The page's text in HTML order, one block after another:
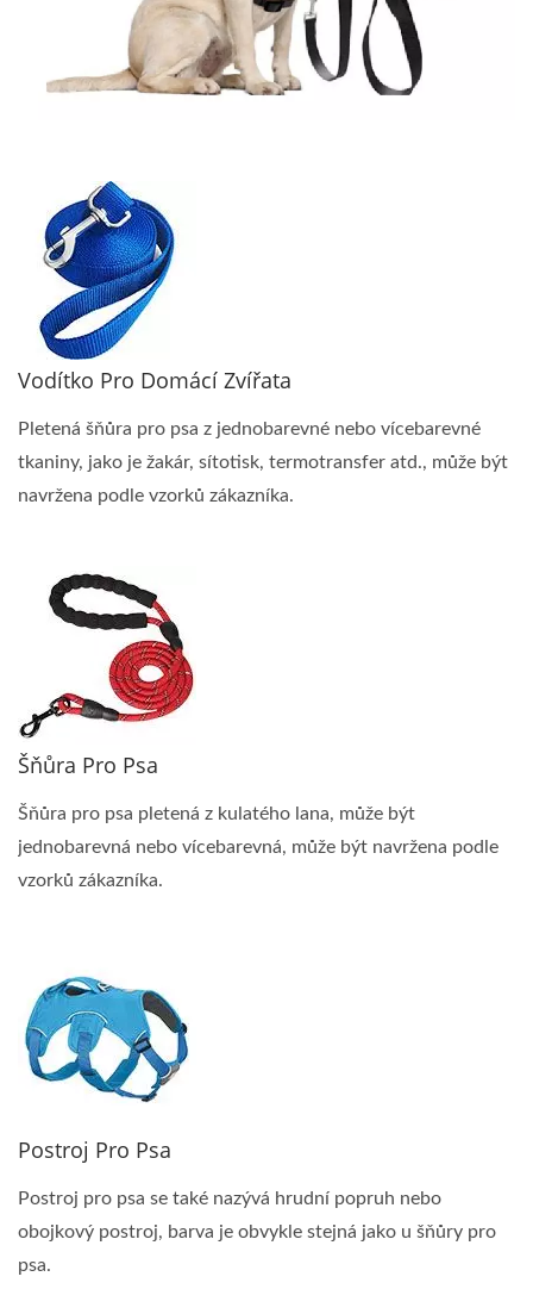
Vodítko Pro Domácí Zvířata
Pletená šňůra pro psa z jednobarevné nebo vícebarevné
tkaniny, jako je žakár, sítotisk, termotransfer atd., může být
navržena podle vzorků zákazníka.
Šňůra Pro Psa
Šňůra pro psa pletená z kulatého lana, může být
jednobarevná nebo vícebarevná, může být navržena podle
vzorků zákazníka.
Postroj Pro Psa
Postroj pro psa se také nazývá hrudní popruh nebo
obojkový postroj, barva je obvykle stejná jako u šňůry pro
psa.